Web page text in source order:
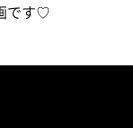
です♡